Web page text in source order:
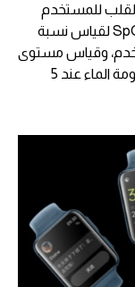
للمستخدم
على مدار 24 ساعة، وتأتي أيضاً بمستشعر SpO2 لقياس نسبة
وقياس مستوى
الإجهاد، كما تدعم حتى 100 نمط رياضي، ومقاومة الماء عند 5